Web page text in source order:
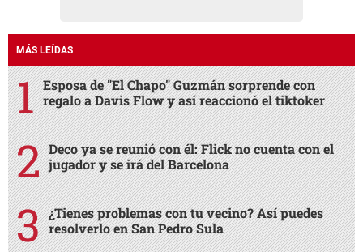
MÁS LEÍDAS
Esposa de "El Chapo" Guzmán sorprende con
regalo a Davis Flow y así reaccionó el tiktoker
Deco ya se reunió con él: Flick no cuenta con el
jugador y se irá del Barcelona
¿Tienes problemas con tu vecino? Así puedes
resolverlo en San Pedro Sula